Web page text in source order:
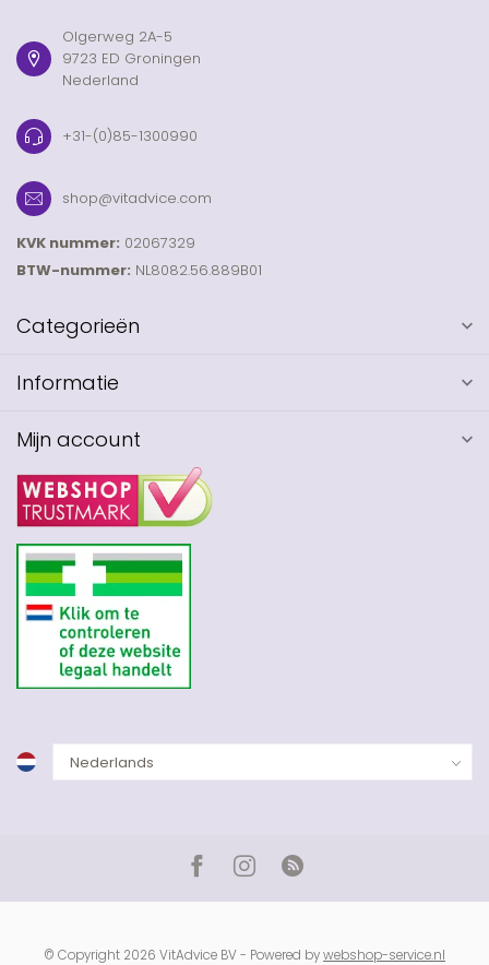
Olgerweg 2A-5
9723 ED Groningen
Nederland
+31-(0)85-1300990
shop@vitadvice.com
KVK nummer: 02067329
BTW-nummer: NL8082.56.889B01
Categorieën
Informatie
Mijn account
© Copyright 2026 VitAdvice BV - Powered bywebshop-service.nl